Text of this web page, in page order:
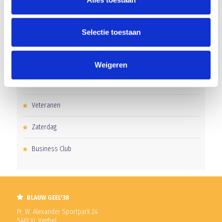
Selectie toestaan
Weigeren
Senioren
Veteranen
Zaterdag
Business Club
BLAUW GEEL'38
Pr. W. Alexander Sportpark 24